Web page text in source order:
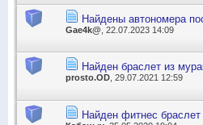
Найдены автономера
Gae4k@ , 22.07.2023 14:09
Найден браслет из
prosto.OD , 29.07.2021 12:59
Найден фитнес